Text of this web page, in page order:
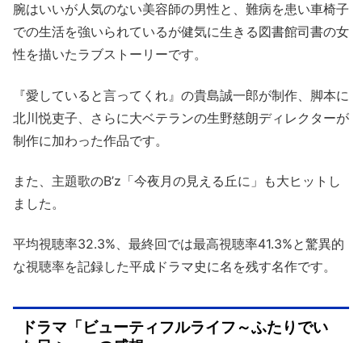
腕はいいが人気のない美容師の男性と、難病を患い車椅子
での生活を強いられているが健気に生きる図書館司書の女
性を描いたラブストーリーです。
『愛していると言ってくれ』の貴島誠一郎が制作、脚本に
北川悦吏子、さらに大ベテランの生野慈朗ディレクターが
制作に加わった作品です。
また、主題歌のB’z「今夜月の見える丘に」も大ヒットし
ました。
平均視聴率32.3%、最終回では最高視聴率41.3%と驚異的
な視聴率を記録した平成ドラマ史に名を残す名作です。
ドラマ「ビューティフルライフ～ふたりでい